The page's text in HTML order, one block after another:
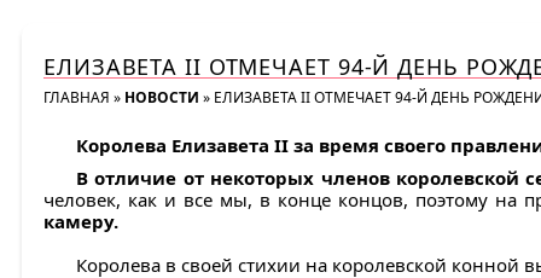
ЕЛИЗАВЕТА II ОТМЕЧАЕТ 94-Й ДЕНЬ
ГЛАВНАЯ » НОВОСТИ » ЕЛИЗАВЕТА II ОТМЕЧАЕТ 94-Й ДЕНЬ
Королева Елизавета II за время своего
В отличие от некоторых членов
человек, как и все мы, в конце концов, поэтому на
камеру.
Королева в своей стихии на королевской конной